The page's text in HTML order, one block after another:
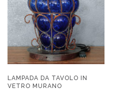
LAMPADA DA TAVOLO IN
VETRO MURANO